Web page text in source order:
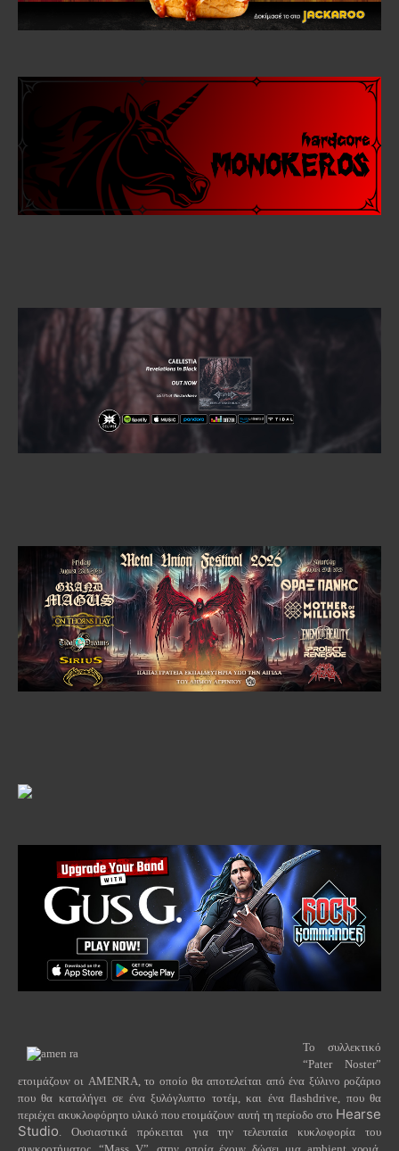
Το συλλεκτικό
“Pater Noster”
ετοιμάζουν οι AMENRA , το οποίο θα αποτελείται από ένα ξύλινο ροζάριο
που θα καταλήγει σε ένα ξυλόγλυπτο τοτέμ, και έναflashdrive , που θα
περιέχει ακυκλοφόρητο υλικό που ετοιμάζουν αυτή τη περίοδο στο Hearse
Studio . Ουσιαστικά πρόκειται για την τελευταία κυκλοφορία του